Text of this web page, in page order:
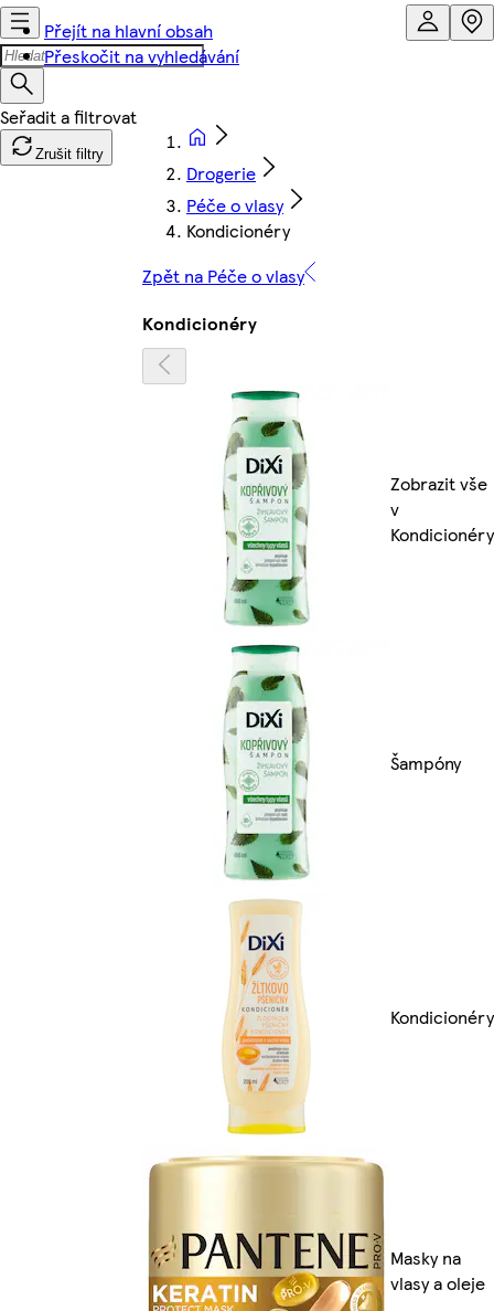
Přejít na hlavní obsah
Přeskočit na vyhledávání
Zrušit filtry
Drogerie
Péče o vlasy
Kondicionéry
Zpět na Péče o vlasy
Kondicionéry
Zobrazit vše
v
Kondicionéry
Šampóny
Kondicionéry
Masky na
vlasy a oleje